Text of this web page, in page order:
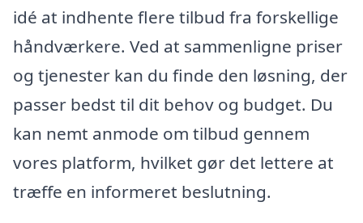
idé at indhente flere tilbud fra forskellige
håndværkere. Ved at sammenligne priser
og tjenester kan du finde den løsning, der
passer bedst til dit behov og budget. Du
kan nemt anmode om tilbud gennem
vores platform, hvilket gør det lettere at
træffe en informeret beslutning.